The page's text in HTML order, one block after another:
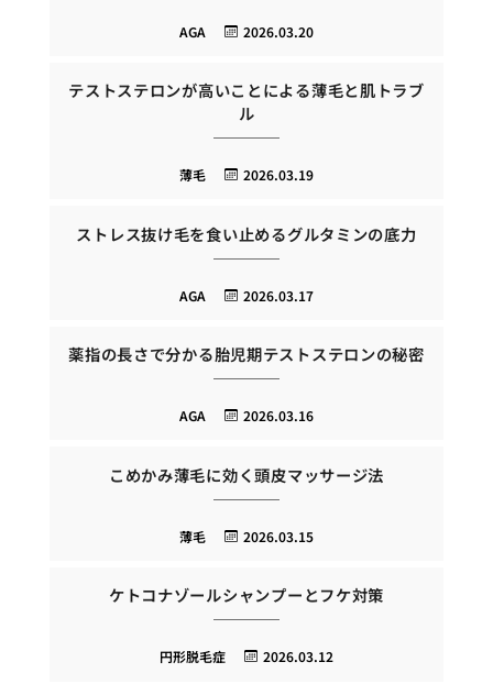
2026.03.20
AGA
テストステロンが高いことによる薄毛と肌トラブ
ル
2026.03.19
薄毛
ストレス抜け毛を食い止めるグルタミンの底力
2026.03.17
AGA
薬指の長さで分かる胎児期テストステロンの秘密
2026.03.16
AGA
こめかみ薄毛に効く頭皮マッサージ法
2026.03.15
薄毛
ケトコナゾールシャンプーとフケ対策
2026.03.12
円形脱毛症